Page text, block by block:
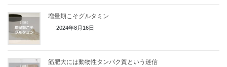
増量期こそグルタミン
2024年8月16日
筋肥大には動物性タンパク質という迷信